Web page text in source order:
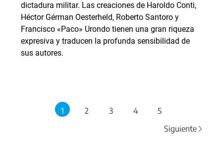
dictadura militar. Las creaciones de Haroldo Conti,
Héctor Gérman Oesterheld, Roberto Santoro y
Francisco «Paco» Urondo tienen una gran riqueza
expresiva y traducen la profunda sensibilidad de
sus autores.
1 2 3 4
5
Siguiente